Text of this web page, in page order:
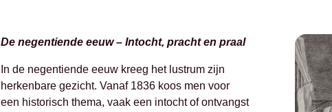
De negentiende eeuw – Intocht, pracht en praal
In de negentiende eeuw kreeg het lustrum zijn
herkenbare gezicht. Vanaf 1836 koos men voor
een historisch thema, vaak een intocht of ontvangst